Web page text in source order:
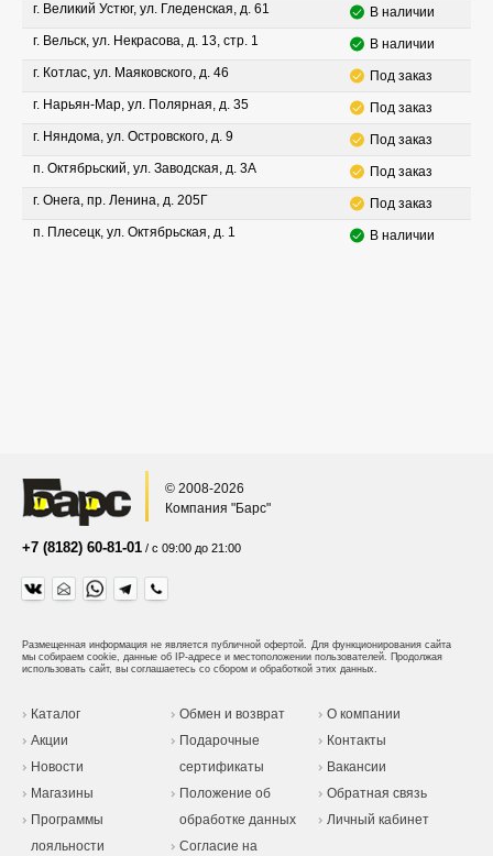
г. Великий Устюг, ул. Гледенская, д. 61
В наличии
г. Вельск, ул. Некрасова, д. 13, стр. 1
В наличии
г. Котлас, ул. Маяковского, д. 46
Под заказ
г. Нарьян-Мар, ул. Полярная, д. 35
Под заказ
г. Няндома, ул. Островского, д. 9
Под заказ
п. Октябрьский, ул. Заводская, д. 3А
Под заказ
г. Онега, пр. Ленина, д. 205Г
Под заказ
п. Плесецк, ул. Октябрьская, д. 1
В наличии
© 2008-2026
Компания "Барс"
+7 (8182) 60-81-01 / с 09:00 до 21:00
Размещенная информация не является публичной офертой. Для функционирования сайта
мы собираем cookie, данные об IP-адресе и местоположении пользователей. Продолжая
использовать сайт, вы соглашаетесь со сбором и обработкой этих данных.
Каталог
Акции
Новости
Магазины
Программы
лояльности
Обмен и возврат
Подарочные
сертификаты
Положение об
обработке данных
Согласие на
О компании
Контакты
Вакансии
Обратная связь
Личный кабинет